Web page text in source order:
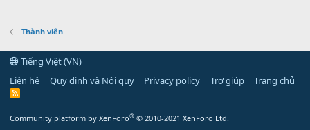
Thành viên
Tiếng Việt (VN)
Liên hệ
Quy định và Nội quy Privacy policy Trợ giúp Trang chủ
R
Community platform by XenForo® © 2010-2021 XenForo Ltd.